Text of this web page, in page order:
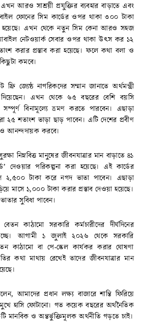
আরও সাশ্রয়ী প্রযুক্তির ব্যবহার বাড়াতে এবং
ফোনের সিম কার্ডের ওপর থাকা ৩০০ টাকা
হয়েছে। এখন থেকে নতুন সিম কেনা আরও সহজ
নেটওয়ার্ক সেবার ওপর থাকা উৎস কর ১২
করার প্রস্তাব করা হয়েছে। ফলে কথা বলা ও
কমবে।
ফ্রি জ্যেষ্ঠ নাগরিকদের সম্মান জানাতে অর্থমন্ত্রী
এখন থেকে ৬৫ বছরের বেশি বয়সি
সম্পূর্ণ বিনামূল্যে ভ্রমণ করতে পারবেন। এছাড়া
২৫ শতাংশ ভাড়া ছাড় পাবেন। এটি দেশের প্রবীণ
আনন্দদায়ক করবে।
নিম্নবিত্ত মানুষের জীবনযাত্রার মান বাড়াতে ৪১
দেওয়ার পরিকল্পনা করা হয়েছে। এই কার্ডের
২,৫০০ টাকা করে নগদ ভাতা পাবেন। এছাড়া
মাসে ১,০০০ টাকা করার প্রস্তাব দেওয়া হয়েছে।
সুবিধা পাবেন।
কাঠামো সরকারি কর্মচারীদের দীর্ঘদিনের
আগামী ১ জুলাই ২০২৬ থেকে সরকারি
কাঠামো বা পে-স্কেল কার্যকর করার ঘোষণা
কথা মাথায় রেখেই তাদের জীবনযাত্রার মান
আমাদের প্রধান লক্ষ্য বাজারে শান্তি ফিরিয়ে
হাসি ফোটানো। গত কয়েক বছরের অর্থনৈতিক
মানবিক ও অন্তর্ভুক্তিমূলক অর্থনীতি গড়তে চাই।